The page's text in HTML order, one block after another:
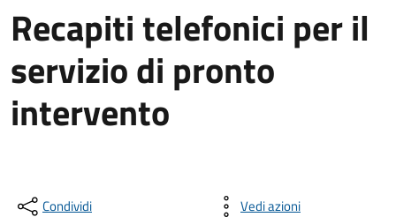
Recapiti telefonici per il
servizio di pronto
intervento
Condividi Vedi azioni